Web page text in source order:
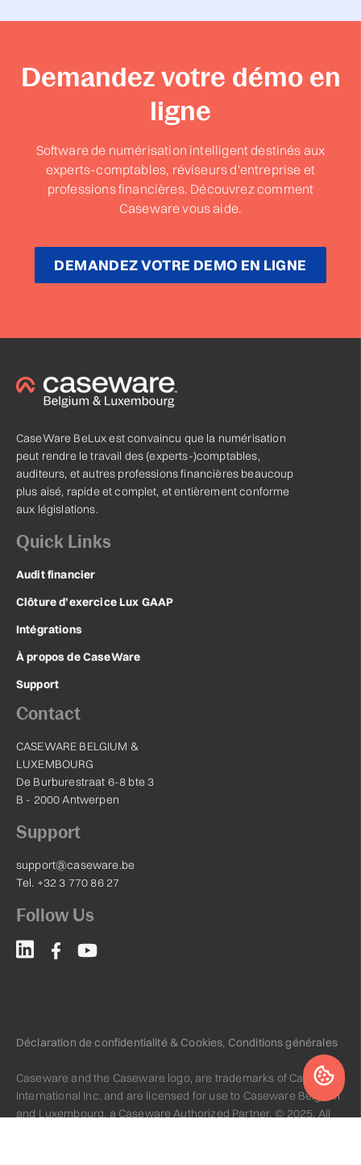
Demandez votre démo en
ligne
Software de numérisation intelligent destinés aux
experts-comptables, réviseurs d'entreprise et
professions financières. Découvrez comment
Caseware vous aide.
DEMANDEZ VOTRE DEMO EN LIGNE
CaseWare BeLux est convaincu que la numérisation
peut rendre le travail des (experts-)comptables,
auditeurs, et autres professions financières beaucoup
plus aisé, rapide et complet, et entièrement conforme
aux législations.
Quick Links
Audit financier
Clôture d’exercice Lux GAAP
Intégrations
À propos de CaseWare
Support
Contact
CASEWARE BELGIUM &
LUXEMBOURG
De Burburestraat 6-8 bte 3
B - 2000 Antwerpen
Support
support@caseware.be
Tel. +32 3 770 86 27
Follow Us
Déclaration de confidentialité & Cookies, Conditions générales
Caseware and the Caseware logo, are trademarks of Caseware
International Inc. and are licensed for use to Caseware Belgium
and Luxembourg, a Caseware Authorized Partner. © 2025. All